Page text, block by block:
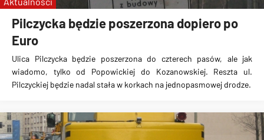
Pilczycka będzie poszerzona dopiero po
Euro
Ulica Pilczycka będzie poszerzona do czterech pasów, ale jak
wiadomo, tylko od Popowickiej do Kozanowskiej. Reszta ul.
Pilczyckiej będzie nadal stała w korkach na jednopasmowej drodze.